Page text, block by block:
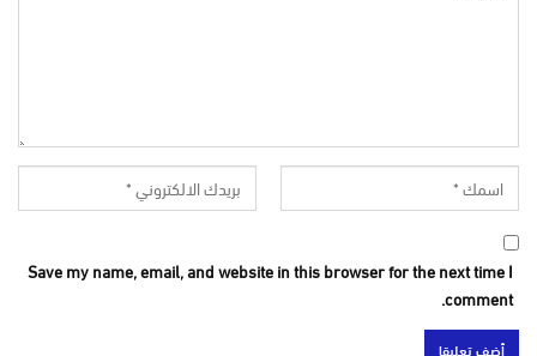
Save my name, email, and website in this browser for the next time I
comment.